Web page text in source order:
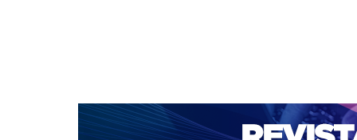
CAPA SOBRE ACESSO CADASTRO
NOTÍCIAS
PORTAL DE REVISTAS DA UNIFACS